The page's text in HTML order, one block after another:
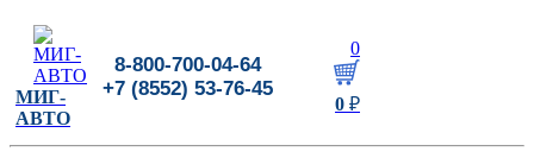
МИГ-
АВТО
8-800-700-04-64
+7 (8552) 53-76-45
0
0 ₽